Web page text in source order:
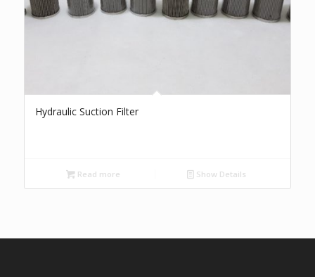
Hydraulic Suction Filter
Read more Show Details